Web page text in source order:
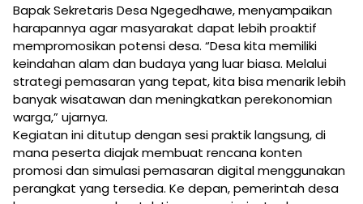
Bapak Sekretaris Desa Ngegedhawe, menyampaikan
harapannya agar masyarakat dapat lebih proaktif
mempromosikan potensi desa. “Desa kita memiliki
keindahan alam dan budaya yang luar biasa. Melalui
strategi pemasaran yang tepat, kita bisa menarik lebih
banyak wisatawan dan meningkatkan perekonomian
warga,” ujarnya.
Kegiatan ini ditutup dengan sesi praktik langsung, di
mana peserta diajak membuat rencana konten
promosi dan simulasi pemasaran digital menggunakan
perangkat yang tersedia. Ke depan, pemerintah desa